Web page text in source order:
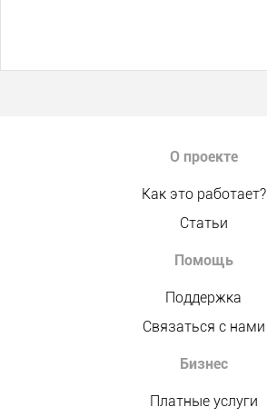
О проекте
Как это работает?
Статьи
Помощь
Поддержка
Связаться с нами
Бизнес
Платные услуги